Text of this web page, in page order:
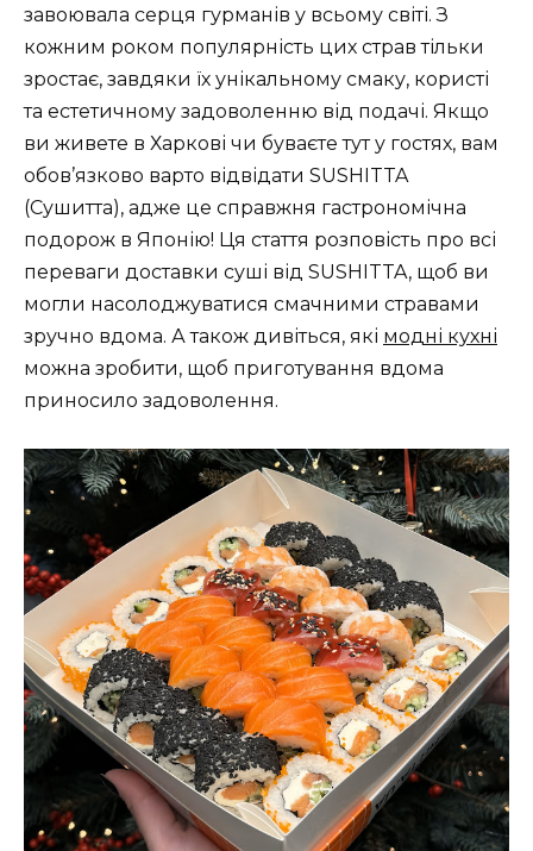
завоювала серця гурманів у всьому світі. З
кожним роком популярність цих страв тільки
зростає, завдяки їх унікальному смаку, користі
та естетичному задоволенню від подачі. Якщо
ви живете в Харкові чи буваєте тут у гостях, вам
обов’язково варто відвідати SUSHITTA
(Сушитта), адже це справжня гастрономічна
подорож в Японію! Ця стаття розповість про всі
переваги доставки суші від SUSHITTA, щоб ви
могли насолоджуватися смачними стравами
зручно вдома. А також дивіться, які модні кухні
можна зробити, щоб приготування вдома
приносило задоволення.